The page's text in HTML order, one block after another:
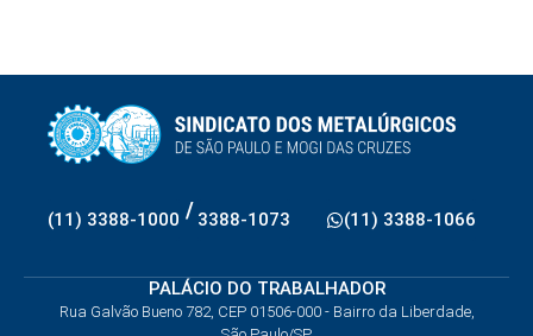
(11) 3388-1000 / 3388-1073 (11) 3388-1066
PALÁCIO DO TRABALHADOR
Rua Galvão Bueno 782, CEP 01506-000 - Bairro da Liberdade,